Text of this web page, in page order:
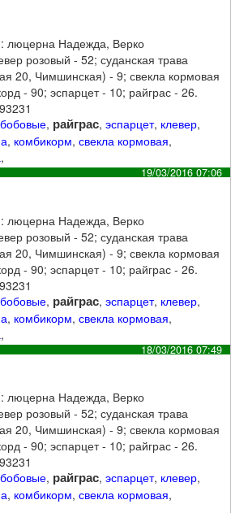
люцерна Надежда, Верко
розовый - 52; суданская трава
20, Чимшинская) - 9; свекла кормовая
- 90; эспарцет - 10; райграс - 26.
, райграс,эспарцет, клевер,
, комбикорм,свекла кормовая,
,
19/03/2016 07:06
люцерна Надежда, Верко
розовый - 52; суданская трава
20, Чимшинская) - 9; свекла кормовая
- 90; эспарцет - 10; райграс - 26.
, райграс,эспарцет, клевер,
, комбикорм,свекла кормовая,
,
18/03/2016 07:49
люцерна Надежда, Верко
розовый - 52; суданская трава
20, Чимшинская) - 9; свекла кормовая
- 90; эспарцет - 10; райграс - 26.
, райграс,эспарцет, клевер,
, комбикорм,свекла кормовая,